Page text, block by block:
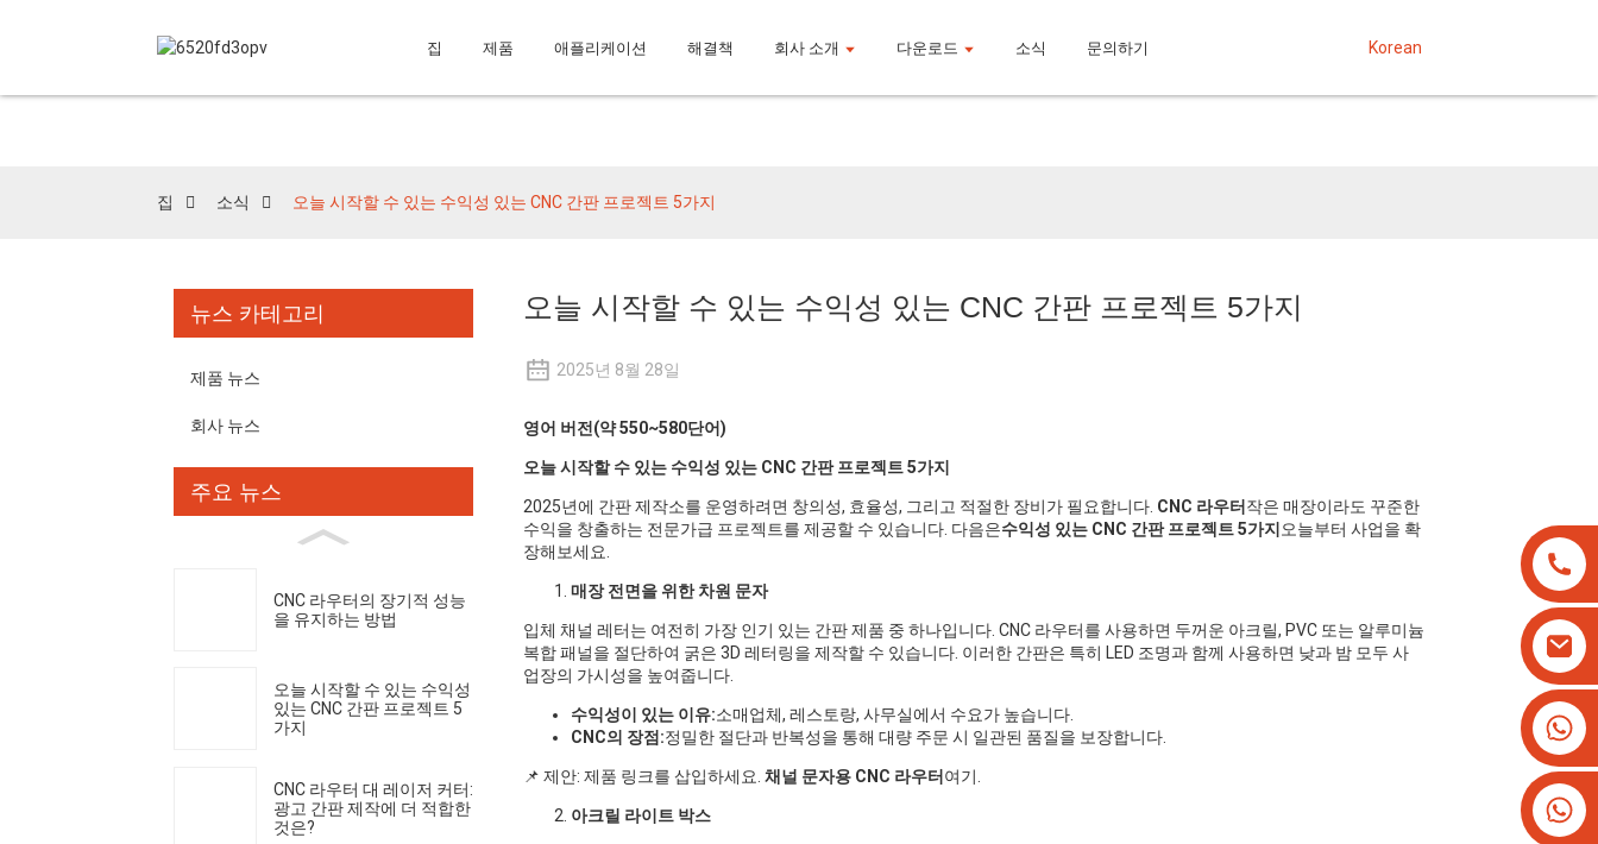
집 제품 애플리케이션 해결책 회사 소개 다운로드 소식 문의하기 Korean
소식
집 소식 오늘 시작할 수 있는 수익성 있는 CNC 간판 프로젝트 5가지
뉴스 카테고리
제품 뉴스
회사 뉴스
주요 뉴스
CNC 라우터의 장기적 성능
을 유지하는 방법
오늘 시작할 수 있는 수익성
있는 CNC 간판 프로젝트 5
가지
CNC 라우터 대 레이저 커터:
광고 간판 제작에 더 적합한
것은?
오늘 시작할 수 있는 수익성 있는 CNC 간판 프로젝트 5가지
2025년 8월 28일
영어 버전(약 550~580단어)
오늘 시작할 수 있는 수익성 있는 CNC 간판 프로젝트 5가지
2025년에 간판 제작소를 운영하려면 창의성, 효율성, 그리고 적절한 장비가 필요합니다. CNC 라우터 작은 매장이라도 꾸준한
수익을 창출하는 전문가급 프로젝트를 제공할 수 있습니다. 다음은수익성 있는 CNC 간판 프로젝트 5가지 오늘부터 사업을 확
장해보세요.
매장 전면을 위한 차원 문자
입체 채널 레터는 여전히 가장 인기 있는 간판 제품 중 하나입니다. CNC 라우터를 사용하면 두꺼운 아크릴, PVC 또는 알루미늄
복합 패널을 절단하여 굵은 3D 레터링을 제작할 수 있습니다. 이러한 간판은 특히 LED 조명과 함께 사용하면 낮과 밤 모두 사
업장의 가시성을 높여줍니다.
수익성이 있는 이유:소매업체, 레스토랑, 사무실에서 수요가 높습니다.
CNC의 장점:정밀한 절단과 반복성을 통해 대량 주문 시 일관된 품질을 보장합니다.
📌 제안: 제품 링크를 삽입하세요. 채널 문자용 CNC 라우터 여기.
아크릴 라이트 박스